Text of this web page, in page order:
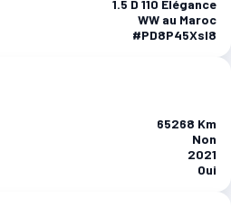
1.5 D 110 Elégance
WW au Maroc
#PD8P45Xsl8
65268 Km
Non
2021
Oui